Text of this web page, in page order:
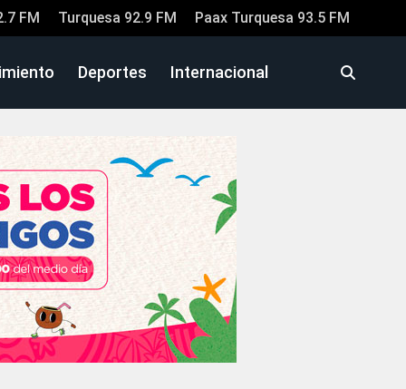
FM Turquesa 92.9 FM Paax Turquesa 93.5 FM
Deportes Internacional